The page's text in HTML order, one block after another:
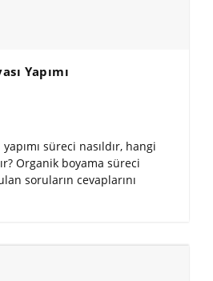
Yapımı
süreci nasıldır, hangi
Organik boyama süreci
soruların cevaplarını